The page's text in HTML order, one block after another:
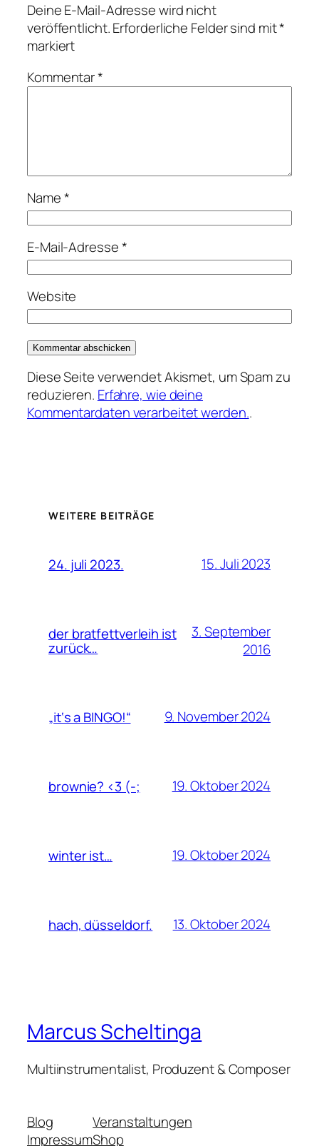
Deine E-Mail-Adresse wird nicht
veröffentlicht.Erforderliche Felder sind mit*
markiert
Kommentar*
Name*
E-Mail-Adresse*
Website
Diese Seite verwendet Akismet, um Spam zu
reduzieren. Erfahre, wie deine
Kommentardaten verarbeitet werden..
WEITERE BEITRÄGE
24. juli 2023. 15. Juli 2023
der bratfettverleih ist
zurück…
3. September
2016
„it‘s a BINGO!“ 9. November 2024
brownie? <3 (-; 19. Oktober 2024
winter ist… 19. Oktober 2024
hach, düsseldorf. 13. Oktober 2024
Marcus Scheltinga
Multiinstrumentalist, Produzent & Composer
Blog
Impressum
Veranstaltungen
Shop